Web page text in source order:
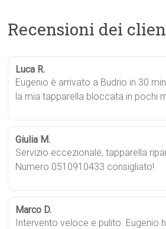
Recensioni dei
Luca R.
Eugenio è arrivato a Budrio in 30
la mia tapparella bloccata in pochi
Giulia M.
Servizio eccezionale, tapparella
Numero 0510910433 consigliato!
Marco D.
Intervento veloce e pulito. Eugenio